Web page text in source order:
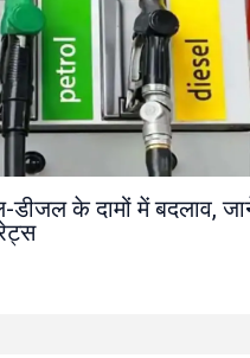
डीजल के दामों में बदलाव,